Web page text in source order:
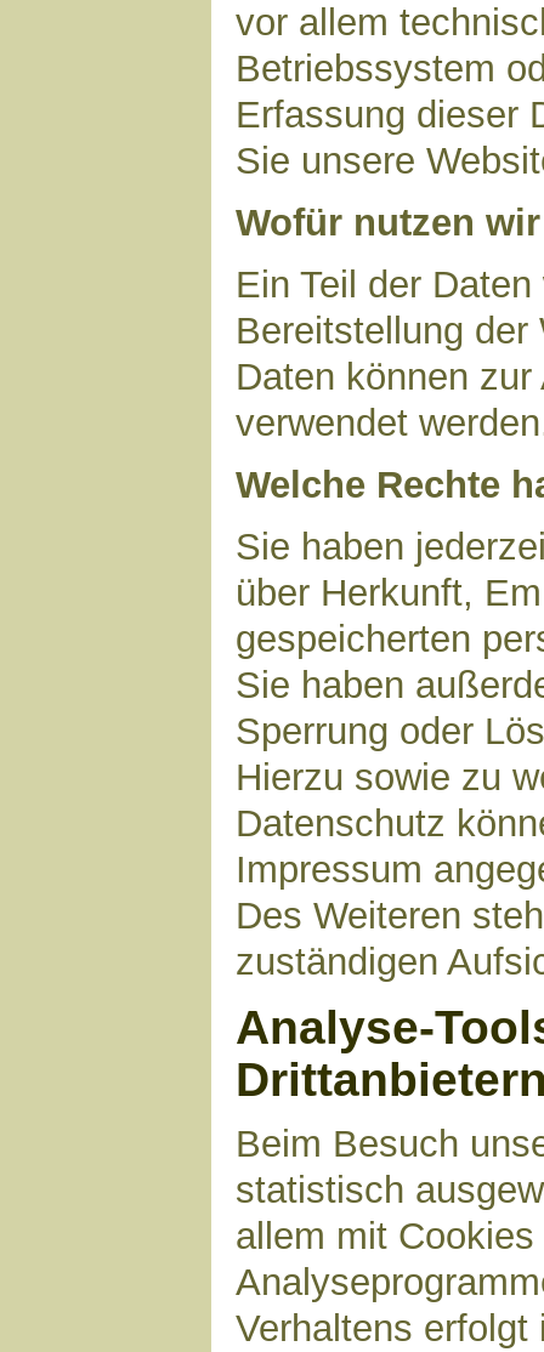
vor allem
Betriebssystem
Erfassung dieser
Sie unsere
Wofür nutzen
Ein Teil der
Bereitstellung der
Daten können
verwendet
Welche Rechte
Sie haben
über Herkunft,
gespeicherten
Sie haben
Sperrung oder
Hierzu sowie zu
Datenschutz
Impressum
Des Weiteren
zuständigen
Analyse-
Beim Besuch
statistisch
allem mit
Verhaltens